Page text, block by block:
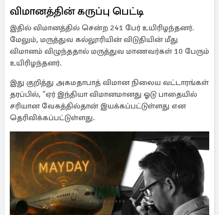
விமானத்தின் கருப்பு பெட்டி
இதில் விமானத்தில் சென்ற 241 பேர் உயிரிழந்தனர்.
மேலும், மருத்துவ கல்லூரியின் விடுதியின் மீது
விமானம் விழுந்ததால் மருத்துவ மாணவர்கள் 10 பேரும்
உயிரிழந்தனர்.
இது குறித்து அகமதாபாத் விமான நிலைய வட்டாரங்கள்
தரப்பில், "ஏர் இந்தியா விமானமானது ஓடு பாதையில்
சரியான வேகத்தில்தான் இயக்கப்பட்டுள்ளது என
தெரிவிக்கப்பட்டுள்ளது.